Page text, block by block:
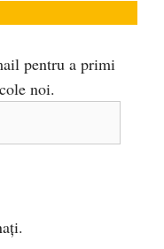
pentru a primi
noi.